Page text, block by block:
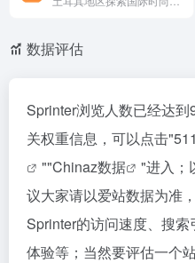
数据评估
Sprinter浏览人数已经达
关权重信息，可以点击"
""Chinaz数据
"进入；
议大家请以爱站数据为准
Sprinter的访问速度、搜
体验等；当然要评估一个